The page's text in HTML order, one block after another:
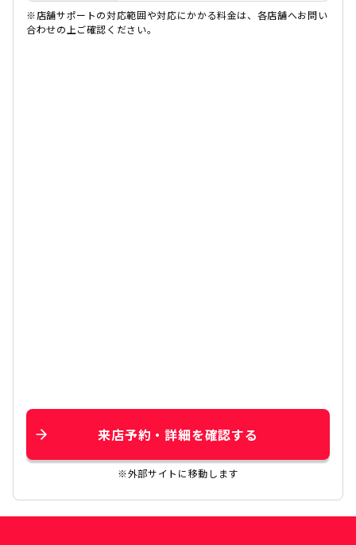
※店舗サポートの対応範囲や対応にかかる料金は、各店舗へお問い
合わせの上ご確認ください。
来店予約・詳細を確認する
※外部サイトに移動します